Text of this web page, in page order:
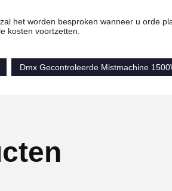
het worden besproken wanneer u orde
kosten voortzetten.
Dmx Gecontroleerde Mistmachine